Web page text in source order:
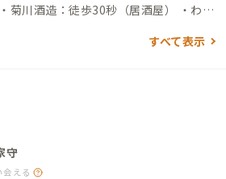
徒歩3分（みそかつ） ・ポーヤイ：徒
すべて表示
守
会える